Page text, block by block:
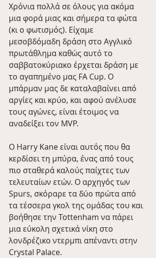
Χρόνια πολλά σε όλους για ακόμα
μια φορά μιας και σήμερα τα φώτα
(κι ο φωτισμός). Είχαμε
μεσοβδόμαδη δράση στο Αγγλικό
πρωτάθλημα καθώς αυτό το
σαββατοκύριακο έρχεται δράση με
το αγαπημένο μας FA Cup. Ο
μπάρμαν μας δε καταλαβαίνει από
αργίες και κρύο, και αφού ανέλυσε
τους αγώνες, είναι έτοιμος να
αναδείξει τον MVP.
Ο Harry Kane είναι αυτός που θα
κερδίσει τη μπύρα, ένας από τους
πιο σταθερά καλούς παίχτες των
τελευταίων ετών. Ο αρχηγός των
Spurs, σκόραρε τα δύο πρώτα από
τα τέσσερα γκολ της ομάδας του και
βοήθησε την Tottenham να πάρει
μια εύκολη σχετικά νίκη στο
λονδρέζικο ντερμπι απέναντι στην
Crystal Palace.